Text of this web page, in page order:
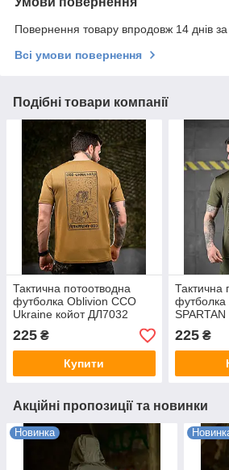
Повернення товару впродовж 14 днів
Всі умови повернення
Подібні товари компанії
Тактична потоотводна
футболка Oblivion ССО
Ukraine койот ДЛ7032
225 ₴
Купити
Тактична
футболка
225₴
Акційні пропозиції та новинки
Новинка